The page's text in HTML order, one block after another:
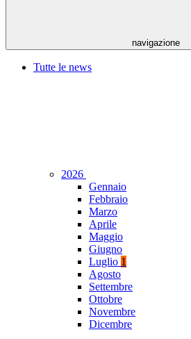
navigazione
Tutte le news
2026
Gennaio
Febbraio
Marzo
Aprile
Maggio
Giugno
Luglio 1
Agosto
Settembre
Ottobre
Novembre
Dicembre